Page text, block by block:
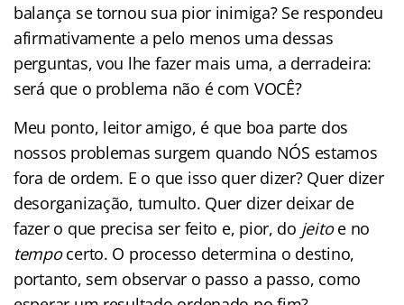
balança se tornou sua pior inimiga? Se respondeu
afirmativamente a pelo menos uma dessas
perguntas, vou lhe fazer mais uma, a derradeira:
será que o problema não é com VOCÊ?
Meu ponto, leitor amigo, é que boa parte dos
nossos problemas surgem quando NÓS estamos
fora de ordem. E o que isso quer dizer? Quer dizer
desorganização, tumulto. Quer dizer deixar de
fazer o que precisa ser feito e, pior, do jeitoe no
tempocerto. O processo determina o destino,
portanto, sem observar o passo a passo, como